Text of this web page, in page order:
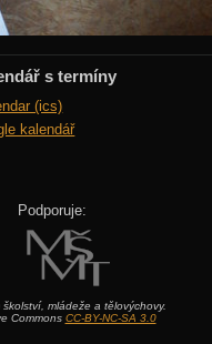
s termíny
(ics)
kalendář
Podporuje:
mládeže a tělovýchovy.
Commons CC-BY-NC-SA 3.0